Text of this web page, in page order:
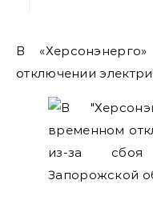
В
отключении